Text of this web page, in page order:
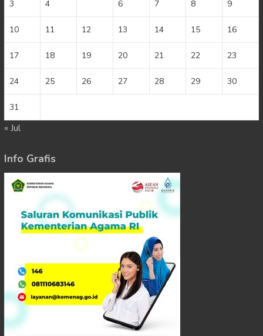
3 4 6 7 8 9
10 11 12 13 14 15 16
17 18 19 20 21 22 23
24 25 26 27 28 29 30
31
« Jul
Info Grafis